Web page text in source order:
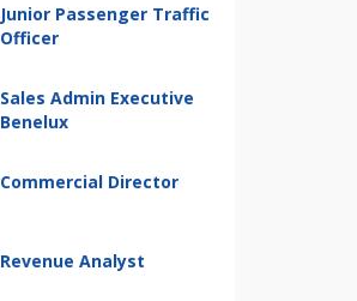
Junior Passenger Traffic
Officer
Sales Admin Executive
Benelux
Commercial Director
Revenue Analyst